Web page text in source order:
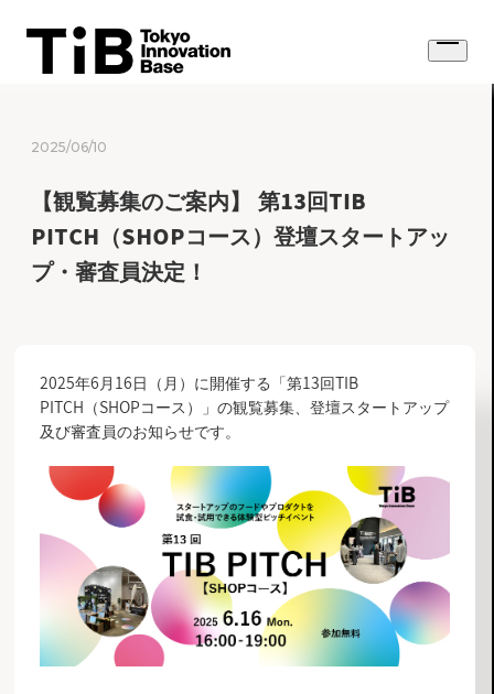
content
Open
2025/06/10
【観覧募集のご案内】 第13回TIB
PITCH（SHOPコース）登壇スタートアッ
プ・審査員決定！
2025年6月16日（月）に開催する「第13回TIB
PITCH（SHOPコース）」の観覧募集、登壇スタートアップ
及び審査員のお知らせです。